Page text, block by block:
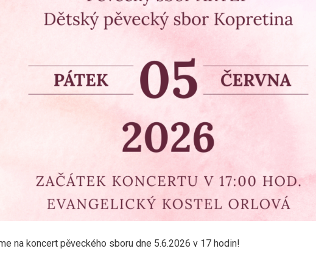
na koncert pěveckého sboru dne 5.6.2026 v 17 hodin!